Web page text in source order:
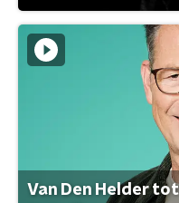
Van Den Helder